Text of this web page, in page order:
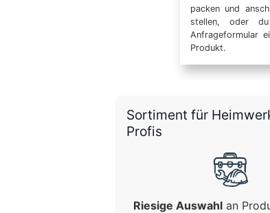
packen und
stellen, oder
Anfrageformular
Produkt.
Sortiment für
Profis
Riesige Auswahlan